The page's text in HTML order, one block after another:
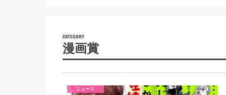
CATEGORY
漫画賞
ニュース